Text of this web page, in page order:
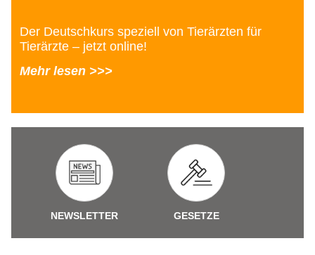
Der Deutschkurs speziell von Tierärzten für
Tierärzte – jetzt online!
Mehr lesen >>>
NEWSLETTER GESETZE